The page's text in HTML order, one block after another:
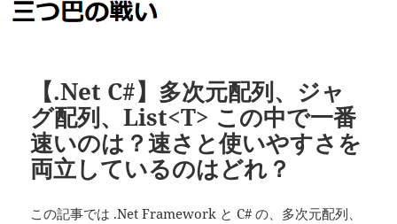
【.Net C#】多次元配列、ジャ
グ配列、List<T> この中で一番
速いのは？速さと使いやすさを
両立しているのはどれ？
この記事では .Net Framework と C# の、多次元配列、